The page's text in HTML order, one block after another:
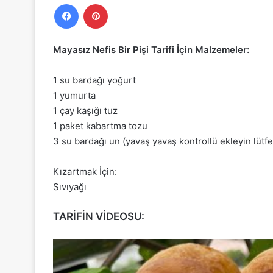
Facebook
Mayasız Nefis Bir Pişi Tarifi İçin Malzemeler:
1 su bardağı yoğurt
1 yumurta
1 çay kaşığı tuz
1 paket kabartma tozu
3 su bardağı un (yavaş yavaş kontrollü ekleyin
Kızartmak İçin:
Sıvıyağı
TARİFİN VİDEOSU: